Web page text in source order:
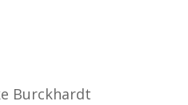
Burckhardt